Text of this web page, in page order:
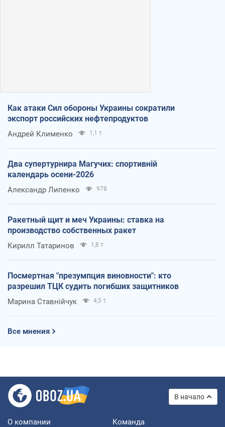
Как атаки Сил обороны Украины сократили
экспорт российских нефтепродуктов
Андрей Клименко 1,1 т.
Два супертурнира Магучих: спортивній
календарь осени-2026
Александр Липенко 978
Ракетный щит и меч Украины: ставка на
производство собственных ракет
Кирилл Татаринов 1,8 т.
Посмертная "презумпция виновности": кто
разрешил ТЦК судить погибших защитников
Марина Ставнійчук 4,5 т.
Все мнения
В начало
О компании Команда